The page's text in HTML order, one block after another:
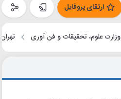
ارتقای پروفایل
وزارت علوم، تحقیقات و فن آوری تهران